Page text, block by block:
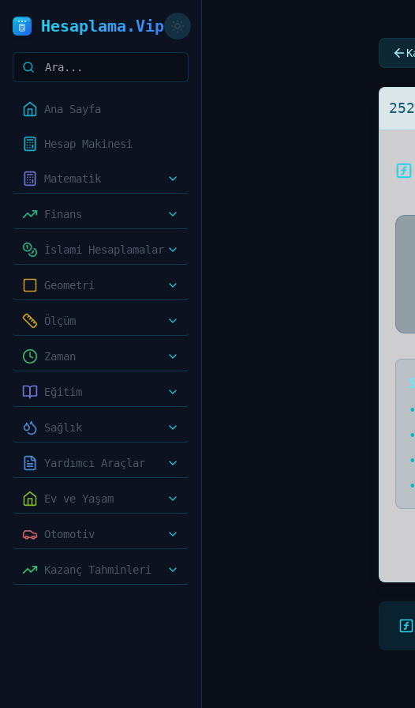
Hesaplama.Vip
Ana Sayfa
Hesap Makinesi
Matematik
Finans
İslami Hesaplamalar
Geometri
Ölçüm
Zaman
Eğitim
Sağlık
Yardımcı Araçlar
Ev ve Yaşam
Otomotiv
Kazanç Tahminleri
•
•
•
•